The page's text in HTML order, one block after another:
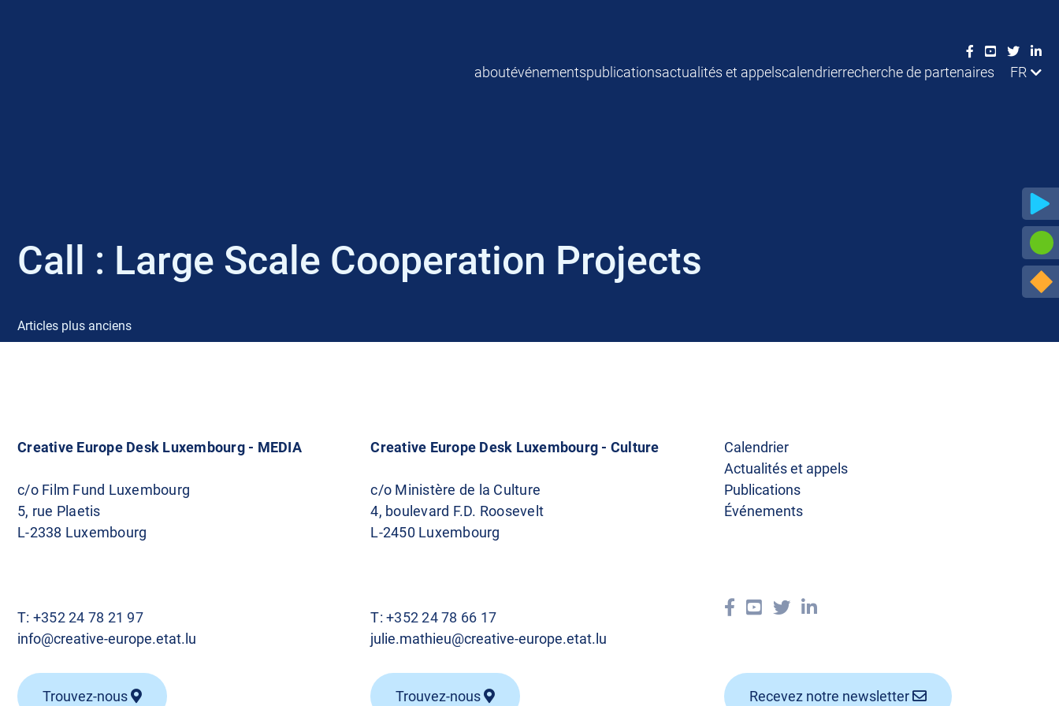
aboutévénementspublicationsactualités et appelscalendrierrecherche de partenaires FR
Call : Large Scale Cooperation Projects
N
i
g
a
o
n
Articles plus anciens
Creative Europe Desk Luxembourg - MEDIA
c/o Film Fund Luxembourg
5, rue Plaetis
L-2338 Luxembourg
T: +352 24 78 21 97
info@creative-europe.etat.lu
Trouvez-nous
Creative Europe Desk Luxembourg - Culture
c/o Ministère de la Culture
4, boulevard F.D. Roosevelt
L-2450 Luxembourg
T:+352 24 78 66 17
julie.mathieu@creative-europe.etat.lu
Trouvez-nous
Calendrier
Actualités et appels
Publications
Événements
Recevez notre newsletter